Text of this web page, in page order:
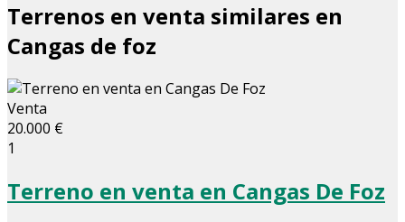
Terrenos en venta similares en
Cangas de foz
Venta
20.000 €
1
Terreno en venta en Cangas De Foz